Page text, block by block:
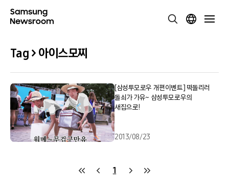
Tag > 아이스모찌
[삼성투모로우 개편이벤트] 떡돌리러
돌쇠가 가유~ 삼성투모로우의
새집으로!
2013/08/23
1